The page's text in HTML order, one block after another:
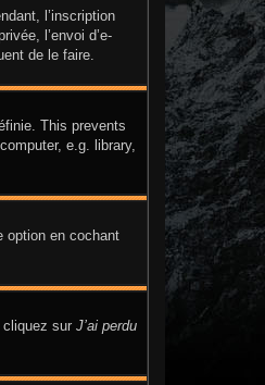
l’inscription
l’envoi d’e-
de le faire.
This prevents
e.g. library,
option en cochant
sur J’ai perdu